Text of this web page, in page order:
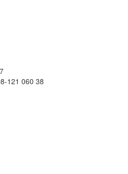
121 060 38